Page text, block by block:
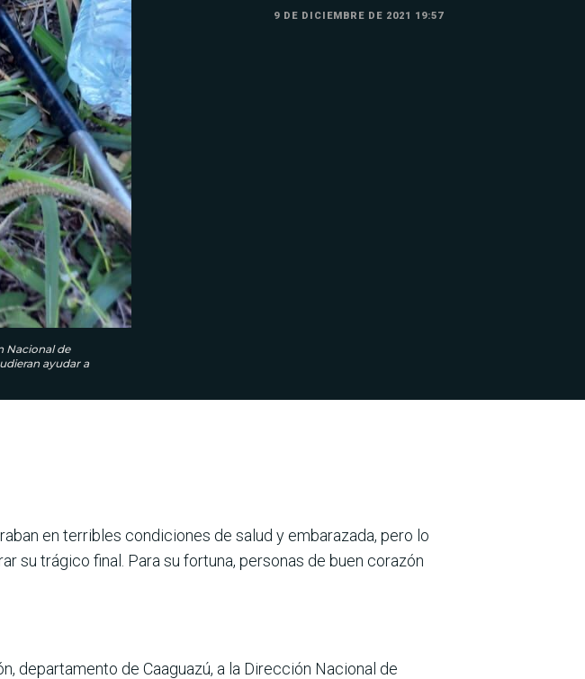
Nacional de
ayudar a
9 DE DICIEMBRE DE 2021 19:57
en terribles condiciones de salud y embarazada, pero lo
su trágico final. Para su fortuna, personas de buen corazón
departamento de Caaguazú, a la Dirección Nacional de